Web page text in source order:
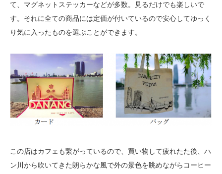
て、マグネットステッカーなどが多数。見るだけでも楽しいで
す。それに全ての商品には定価が付いているので安心してゆっく
り気に入ったものを選ぶことができます。
この店はカフェも繋がっているので、買い物して疲れたた後、ハ
ン川から吹いてきた朗らかな風で外の景色を眺めながらコーヒー